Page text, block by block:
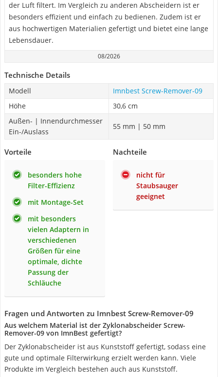
der Luft filtert. Im Vergleich zu anderen Abscheidern ist er
besonders effizient und einfach zu bedienen. Zudem ist er
aus hochwertigen Materialien gefertigt und bietet eine lange
Lebensdauer.
08/2026
Technische Details
Modell
Imnbest Screw-Remover-09
Höhe
30,6 cm
Außen- | Innendurchmesser
Ein-/Auslass
55 mm | 50 mm
Vorteile
besonders hohe
Filter-Effizienz
mit Montage-Set
mit besonders
vielen Adaptern in
verschiedenen
Größen für eine
optimale, dichte
Passung der
Schläuche
Nachteile
nicht für
Staubsauger
geeignet
Fragen und Antworten zu Imnbest Screw-Remover-09
Aus welchem Material ist der Zyklonabscheider Screw-
Remover-09 von ImnBest gefertigt?
Der Zyklonabscheider ist aus Kunststoff gefertigt, sodass eine
gute und optimale Filterwirkung erzielt werden kann. Viele
Produkte im Vergleich bestehen auch aus Kunststoff.